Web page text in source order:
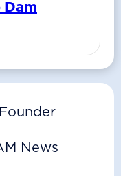
Dam
News